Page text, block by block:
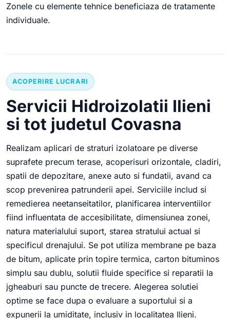
Zonele cu elemente tehnice beneficiaza de tratamente
individuale.
ACOPERIRE LUCRARI
Servicii Hidroizolatii Ilieni
si tot judetul Covasna
Realizam aplicari de straturi izolatoare pe diverse
suprafete precum terase, acoperisuri orizontale, cladiri,
spatii de depozitare, anexe auto si fundatii, avand ca
scop prevenirea patrunderii apei. Serviciile includ si
remedierea neetanseitatilor, planificarea interventiilor
fiind influentata de accesibilitate, dimensiunea zonei,
natura materialului suport, starea stratului actual si
specificul drenajului. Se pot utiliza membrane pe baza
de bitum, aplicate prin topire termica, carton bituminos
simplu sau dublu, solutii fluide specifice si reparatii la
jgheaburi sau puncte de trecere. Alegerea solutiei
optime se face dupa o evaluare a suportului si a
expunerii la umiditate, inclusiv in localitatea Ilieni.